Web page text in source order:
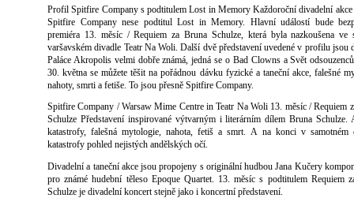
Profil Spitfire Company s podtitulem Lost in Memory Každoroční divadelní
Spitfire Company nese podtitul Lost in Memory. Hlavní událostí bude
premiéra 13. měsíc / Requiem za Bruna Schulze, která byla nazkoušena ve
varšavském divadle Teatr Na Woli. Další dvě představení uvedené v profilu jsou
Paláce Akropolis velmi dobře známá, jedná se o Bad Clowns a Svět
30. května se můžete těšit na pořádnou dávku fyzické a taneční akce, falešné
nahoty, smrti a fetiše. To jsou přesně Spitfire Company.
Spitfire Company / Warsaw Mime Centre in Teatr Na Woli 13. měsíc / Requiem
Schulze Představení inspirované výtvarným i literárním dílem Bruna Schulze.
katastrofy, falešná mytologie, nahota, fetiš a smrt. A na konci v samotném
katastrofy pohled nejistých andělských očí.
Divadelní a taneční akce jsou propojeny s originální hudbou Jana Kučery
pro známé hudební těleso Epoque Quartet. 13. měsíc s podtitulem Requiem
Schulze je divadelní koncert stejně jako i koncertní představení.